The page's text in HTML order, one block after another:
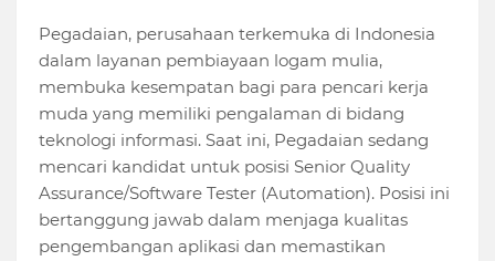
Pegadaian, perusahaan terkemuka di Indonesia
dalam layanan pembiayaan logam mulia,
membuka kesempatan bagi para pencari kerja
muda yang memiliki pengalaman di bidang
teknologi informasi. Saat ini, Pegadaian sedang
mencari kandidat untuk posisi Senior Quality
Assurance/Software Tester (Automation). Posisi ini
bertanggung jawab dalam menjaga kualitas
pengembangan aplikasi dan memastikan